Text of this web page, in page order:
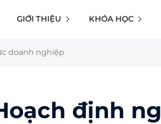
GIỚI THIỆU KHÓA HỌC
doanh nghiệp
định